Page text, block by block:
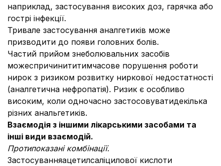
наприклад, застосування високих доз, гарячка або
гострі інфекції.
Тривале застосування аналгетиків може
призводити до появи головних болів.
Частий прийом знеболювальних засобів
можеспричинититимчасове порушення роботи
нирок з ризиком розвитку ниркової недостатності
(аналгетична нефропатія). Ризик є особливо
високим, коли одночасно застосовуватидекілька
різних анальгетиків.
Взаємодія з іншими лікарськими засобами та
інші види взаємодій.
Протипоказані комбінації.
Застосуванняацетилсаліцилової кислоти